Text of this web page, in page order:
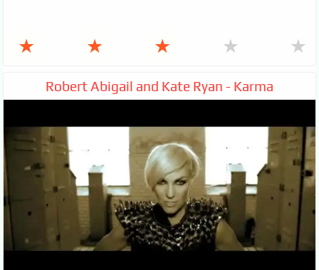
★ ★ ★ ★ ★
Robert Abigail and Kate Ryan - Karma